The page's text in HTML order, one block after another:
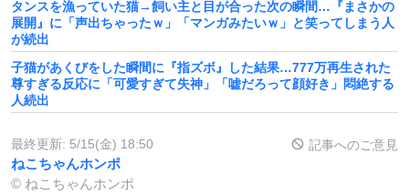
タンスを漁っていた猫→飼い主と目が合った次の瞬間…『まさかの
展開』に「声出ちゃったｗ」「マンガみたいｗ」と笑ってしまう人
が続出
子猫があくびをした瞬間に『指ズボ』した結果…777万再生された
尊すぎる反応に「可愛すぎて失神」「嘘だろって顔好き」悶絶する
人続出
最終更新: 5/15(金) 18:50 記事へのご意見
ねこちゃんホンポ
© ねこちゃんホンポ